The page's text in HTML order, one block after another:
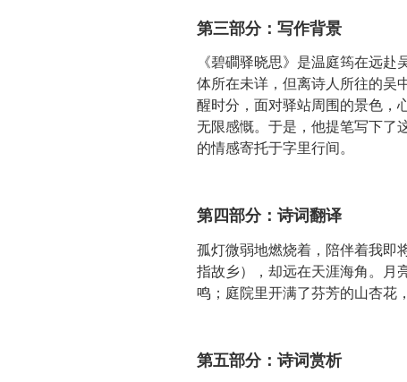
第三部分：写作背景
《碧磵驿晓思》是温庭筠在远
体所在未详，但离诗人所往的吴
醒时分，面对驿站周围的景色，
无限感慨。于是，他提笔写下了
的情感寄托于字里行间。
第四部分：诗词翻译
孤灯微弱地燃烧着，陪伴着我即
指故乡），却远在天涯海角。月
鸣；庭院里开满了芬芳的山杏花
第五部分：诗词赏析